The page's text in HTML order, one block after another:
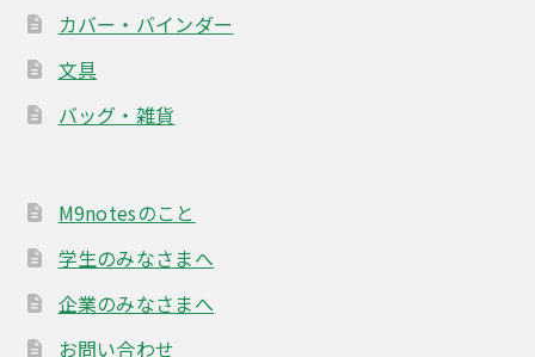
カバー・バインダー
文具
バッグ・雑貨
M9notesのこと
学生のみなさまへ
企業のみなさまへ
お問い合わせ